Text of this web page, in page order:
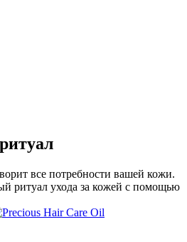
все потребности вашей кожи.
ритуал ухода за кожей с помощью